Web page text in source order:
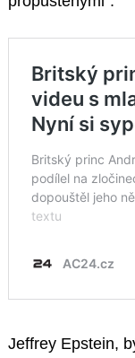
Jeffrey Epstein,